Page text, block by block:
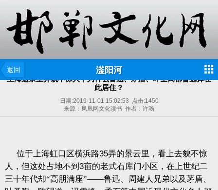
返回 滏阳河
上海这条里弄貌不惊人，为什么鲁迅、茅盾、叶圣陶都曾选择在
此居住？
日期:2019-11-01 15:02:53 点击:1450
来源：凤凰网文化读书 作者：许旸
位于上海虹口区横浜路35弄的景云里，看上去貌不惊
人，但这处占地不到 3亩的老式石库门小区，在上世纪二
三十年代却“高朋满座”——鲁迅、周建人兄弟以及茅盾、